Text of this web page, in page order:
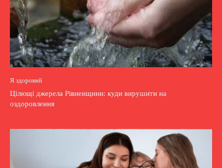
Я здоровий
Цілющі джерела Рівненщини: куди вирушити на
оздоровлення